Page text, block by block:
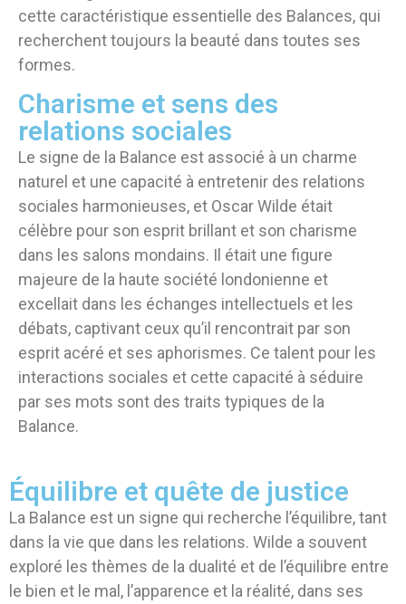
cette caractéristique essentielle des Balances, qui
recherchent toujours la beauté dans toutes ses
formes.
Charisme et sens des
relations sociales
Le signe de la Balance est associé à un charme
naturel et une capacité à entretenir des relations
sociales harmonieuses, et Oscar Wilde était
célèbre pour son esprit brillant et son charisme
dans les salons mondains. Il était une figure
majeure de la haute société londonienne et
excellait dans les échanges intellectuels et les
débats, captivant ceux qu’il rencontrait par son
esprit acéré et ses aphorismes. Ce talent pour les
interactions sociales et cette capacité à séduire
par ses mots sont des traits typiques de la
Balance.
Équilibre et quête de justice
La Balance est un signe qui recherche l’équilibre, tant
dans la vie que dans les relations. Wilde a souvent
exploré les thèmes de la dualité et de l’équilibre entre
le bien et le mal, l’apparence et la réalité, dans ses